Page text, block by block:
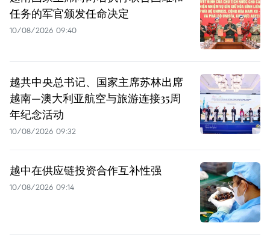
任务的军官颁发任命决定
10/08/2026 09:40
越共中央总书记、国家主席苏林出席
越南—澳大利亚航空与旅游连接35周
年纪念活动
10/08/2026 09:32
越中在供应链投资合作互补性强
10/08/2026 09:14